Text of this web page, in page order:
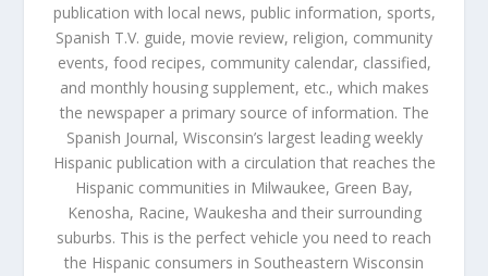
publication with local news, public information, sports,
Spanish T.V. guide, movie review, religion, community
events, food recipes, community calendar, classified,
and monthly housing supplement, etc., which makes
the newspaper a primary source of information. The
Spanish Journal, Wisconsin’s largest leading weekly
Hispanic publication with a circulation that reaches the
Hispanic communities in Milwaukee, Green Bay,
Kenosha, Racine, Waukesha and their surrounding
suburbs. This is the perfect vehicle you need to reach
the Hispanic consumers in Southeastern Wisconsin